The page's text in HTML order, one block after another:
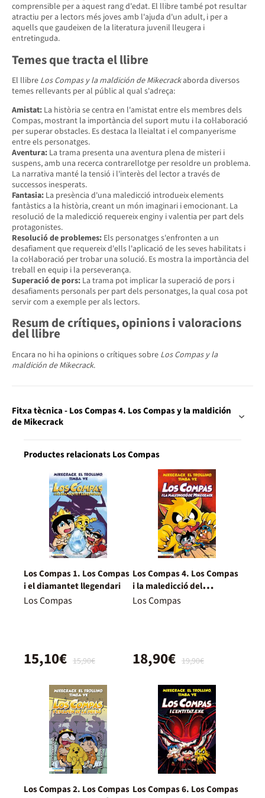
comprensible per a aquest rang d'edat. El llibre també pot resultar
atractiu per a lectors més joves amb l'ajuda d'un adult, i per a
aquells que gaudeixen de la literatura juvenil lleugera i
entretinguda.
Temes que tracta el llibre
El llibre Los Compas y la maldición de Mikecrackaborda diversos
temes rellevants per al públic al qual s'adreça:
Amistat: La història se centra en l'amistat entre els membres dels
Compas, mostrant la importància del suport mutu i la col·laboració
per superar obstacles. Es destaca la lleialtat i el companyerisme
entre els personatges.
Aventura: La trama presenta una aventura plena de misteri i
suspens, amb una recerca contrarellotge per resoldre un problema.
La narrativa manté la tensió i l'interès del lector a través de
successos inesperats.
Fantasia: La presència d'una maledicció introdueix elements
fantàstics a la història, creant un món imaginari i emocionant. La
resolució de la maledicció requereix enginy i valentia per part dels
protagonistes.
Resolució de problemes: Els personatges s'enfronten a un
desafiament que requereix d'ells l'aplicació de les seves habilitats i
la col·laboració per trobar una solució. Es mostra la importància del
treball en equip i la perseverança.
Superació de pors: La trama pot implicar la superació de pors i
desafiaments personals per part dels personatges, la qual cosa pot
servir com a exemple per als lectors.
Resum de crítiques, opinions i valoracions
del llibre
Encara no hi ha opinions o crítiques sobre Los Compas y la
maldición de Mikecrack.
Fitxa tècnica - Los Compas 4. Los Compas y la maldición
de Mikecrack
Productes relacionats Los Compas
Los Compas 1. Los Compas
i el diamantet llegendari
Los Compas
15,90€
15,10€
Los Compas 4. Los Compas
i la maledicció del
Mikecrack
Los Compas
19,90€
18,90€
Los Compas 2. Los Compas Los Compas 6. Los Compas